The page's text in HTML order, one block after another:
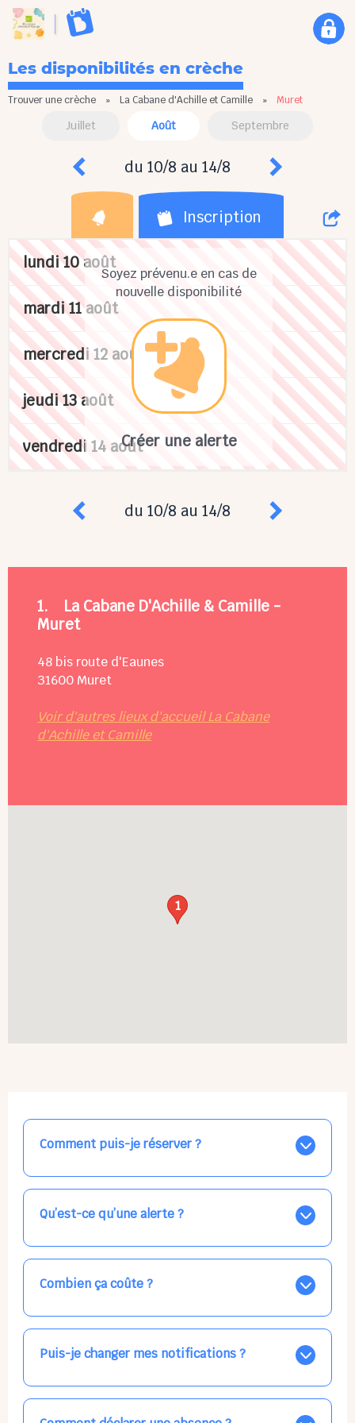
Les disponibilités en crèche
Trouver une crèche » La Cabane d'Achille et Camille » Muret
Juillet Août Septembre
du 10/8 au 14/8
Inscription
Soyez prévenu.e en cas de
nouvelle disponibilité
Créer une alerte
lundi 10 août
mardi 11 août
mercredi 12 août
jeudi 13 août
vendredi 14 août
du 10/8 au 14/8
1. La Cabane D'Achille & Camille -
Muret
48 bis route d'Eaunes
31600 Muret
Voir d'autres lieux d'accueil La Cabane
d'Achille et Camille
1
Comment puis-je réserver ?
Nos places libres au quotidien sont affichées jour par
jour dans le calendrier ci-dessus, EN BLEU. Tapez sur
celle qui vous intéresse, choisissez vos horaires, et la
confirmation est immédiate ! Vos accueils
Qu’est-ce qu’une alerte ?
Vous avez besoin d'une solution d'accueil pour une
date précise, ou pour un jour régulier dans la semaine,
mais les places disponibles EN BLEU ne correspondent
pas ? Créez une alerte ponctuelle ou récurrente, ainsi
Combien ça coûte ?
Votre accueil est normalement facturé par la direction
de la crèche, en fin de mois, selon votre taux horaire
habituel. N'hésitez pas à confirmer directement avec
l'équipe lors de la prochaine visite !
Puis-je changer mes notifications ?
Dans votre profil (bouton bleu en haut à droite), vous
pouvez choisir de recevoir les alertes et confirmations
par email, par SMS, par les deux canaux en même